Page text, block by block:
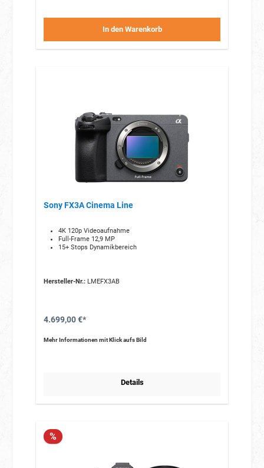
In den Warenkorb
Sony FX3A Cinema Line
4K 120p Videoaufnahme
Full-Frame 12,9 MP
15+ Stops Dynamikbereich
Hersteller-Nr.:LMEFX3AB
4.699,00 €*
Mehr Informationen mit Klick aufs Bild
Details
%